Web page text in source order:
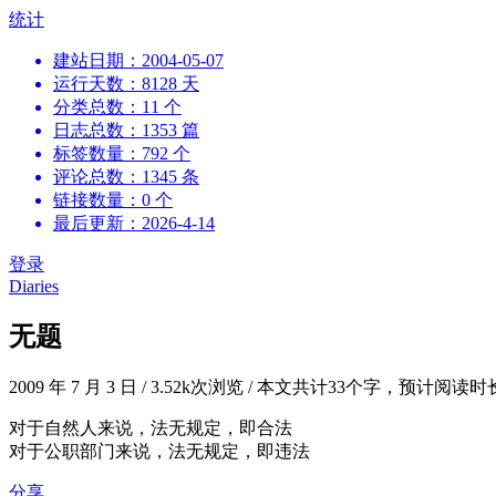
跳
统计
建站日期：2004-05-07
运行天数：8128 天
分类总数：11 个
日志总数：1353 篇
标签数量：792 个
评论总数：1345 条
链接数量：0 个
最后更新：2026-4-14
登录
Diaries
无题
2009 年 7 月 3 日 /3.52k次浏览 /本文共计33个字，预计阅读时
对于自然人来说，法无规定，即合法
对于公职部门来说，法无规定，即违法
分享